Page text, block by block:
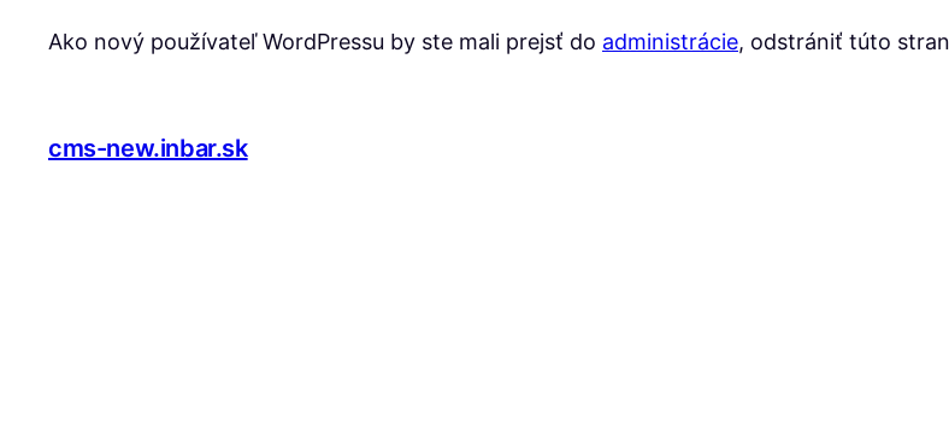
Ako nový používateľ WordPressu by ste mali prejsť do administrácie, odstrániť túto
cms-new.inbar.sk